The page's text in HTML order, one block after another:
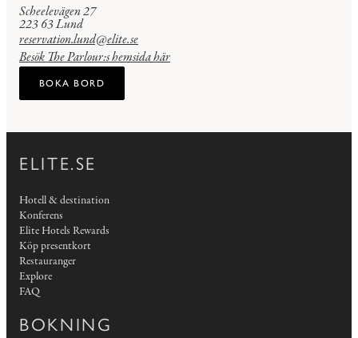
Scheelevägen 27
223 63 Lund
reservation.lund@elite.se
Besök The Parlour:s hemsida här
BOKA BORD
ELITE.SE
Hotell & destination
Konferens
Elite Hotels Rewards
Köp presentkort
Restauranger
Explore
FAQ
BOKNING